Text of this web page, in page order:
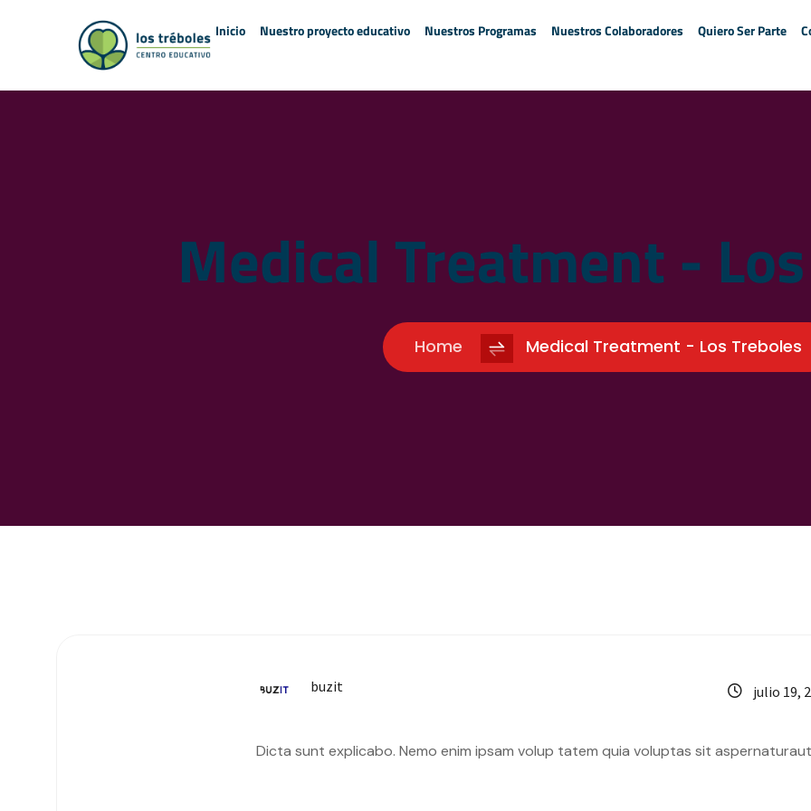
Inicio Nuestro proyecto educativo Nuestros Programas Nuestros Colaboradores Quiero Ser Parte
Medical Treatment -
Home Medical Treatment - Los Treboles
buzit julio 19,
Dicta sunt explicabo. Nemo enim ipsam volup tatem quia voluptas sit